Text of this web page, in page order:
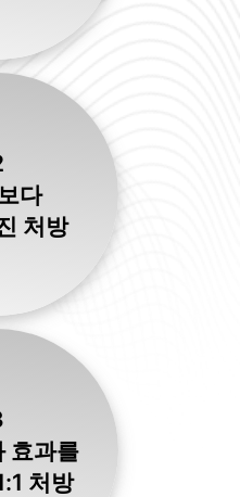
다
처방
효과를
처방